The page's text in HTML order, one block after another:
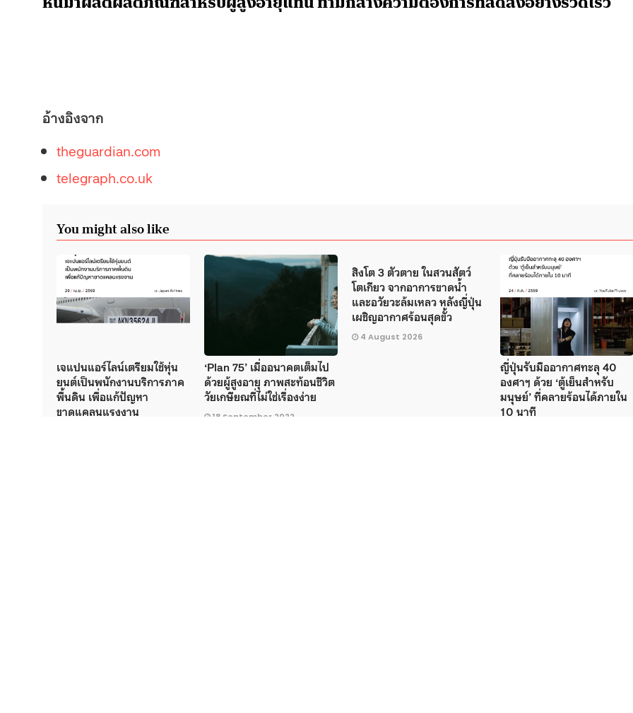
อ้างอิงจาก
theguardian.com
telegraph.co.uk
You might also like
เจแปนแอร์ไลน์เตรียมใช้หุ่น
ยนต์เป็นพนักงานบริการภาค
พื้นดิน เพื่อแก้ปัญหา
ขาดแคลนแรงงาน
‘Plan 75’ เมื่ออนาคตเต็มไป
ด้วยผู้สูงอายุ ภาพสะท้อนชีวิต
วัยเกษียณที่ไม่ใช่เรื่องง่าย
18 September 2022
สิงโต 3 ตัวตาย ในสวนสัตว์
โตเกียว จากอาการขาดน้ำ
และอวัยวะล้มเหลว หลังญี่ปุ่น
เผชิญอากาศร้อนสุดขั้ว
4 August 2026
ญี่ปุ่นรับมืออากาศทะลุ 40
องศาฯ ด้วย ‘ตู้เย็นสำหรับ
มนุษย์’ ที่คลายร้อนได้ภายใน
10 นาที